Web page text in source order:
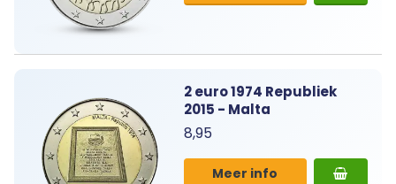
2 euro 1974 Republiek
2015 - Malta
8,95
Meer info